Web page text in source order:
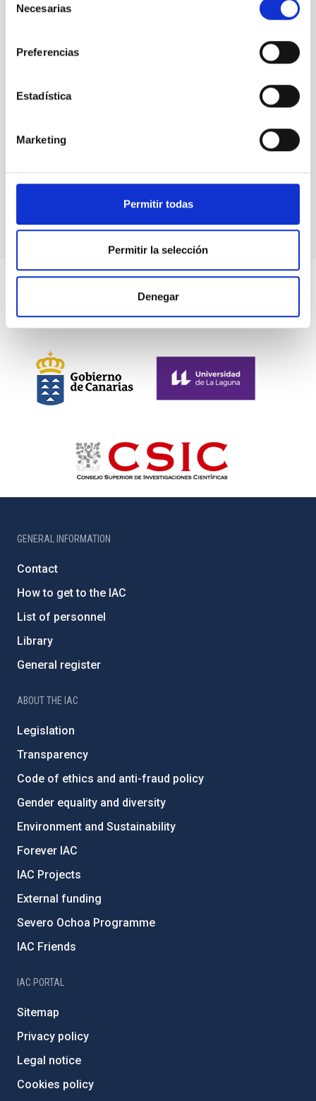
Necesarias
Preferencias
Estadística
Marketing
Permitir todas
Permitir la selección
Denegar
GREGOR Solar Telescope
GENERAL INFORMATION
Contact
How to get to the IAC
List of personnel
Library
General register
ABOUT THE IAC
Legislation
Transparency
Code of ethics and anti-fraud policy
Gender equality and diversity
Environment and Sustainability
Forever IAC
IAC Projects
External funding
Severo Ochoa Programme
IAC Friends
IAC PORTAL
Sitemap
Privacy policy
Legal notice
Cookies policy